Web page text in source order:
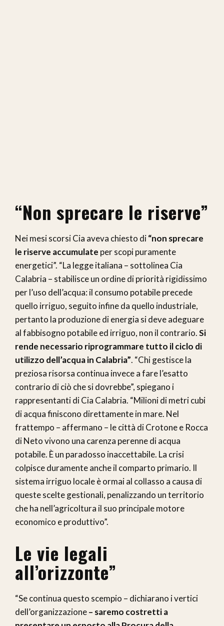
“Non sprecare le riserve”
Nei mesi scorsi Cia aveva chiesto di“non sprecare
le riserve accumulate per scopi puramente
energetici”. “La legge italiana – sottolinea Cia
Calabria – stabilisce un ordine di priorità rigidissimo
per l’uso dell’acqua: il consumo potabile precede
quello irriguo, seguito infine da quello industriale,
pertanto la produzione di energia si deve adeguare
al fabbisogno potabile ed irriguo, non il contrario.Si
rende necessario riprogrammare tutto il ciclo di
utilizzo dell’acqua in Calabria”. “Chi gestisce la
preziosa risorsa continua invece a fare l’esatto
contrario di ciò che si dovrebbe”, spiegano i
rappresentanti di Cia Calabria. “Milioni di metri cubi
di acqua finiscono direttamente in mare. Nel
frattempo – affermano – le città di Crotone e Rocca
di Neto vivono una carenza perenne di acqua
potabile. È un paradosso inaccettabile. La crisi
colpisce duramente anche il comparto primario. Il
sistema irriguo locale è ormai al collasso a causa di
queste scelte gestionali, penalizzando un territorio
che ha nell’agricoltura il suo principale motore
economico e produttivo”.
Le vie legali
all’orizzonte”
“Se continua questo scempio – dichiarano i vertici
dell’organizzazione– saremo costretti a